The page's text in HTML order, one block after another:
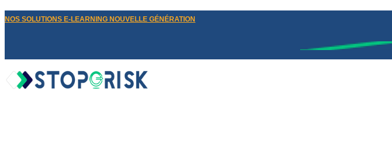
NOS SOLUTIONS E-LEARNING NOUVELLE GÉNÉRATION